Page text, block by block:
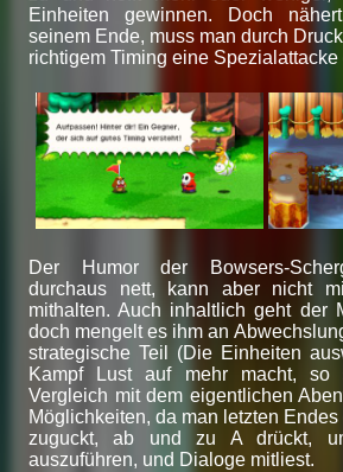
Einheiten gewinnen. Doch
seinem Ende, muss man durch
richtigem Timing eine Spezialattacke
Der Humor der Bowsers-
durchaus nett, kann aber nicht
mithalten. Auch inhaltlich geht der
doch mengelt es ihm an
strategische Teil (Die Einheiten
Kampf Lust auf mehr macht,
Vergleich mit dem eigentlichen
Möglichkeiten, da man letzten
zuguckt, ab und zu A drückt,
auszuführen, und Dialoge mitliest.